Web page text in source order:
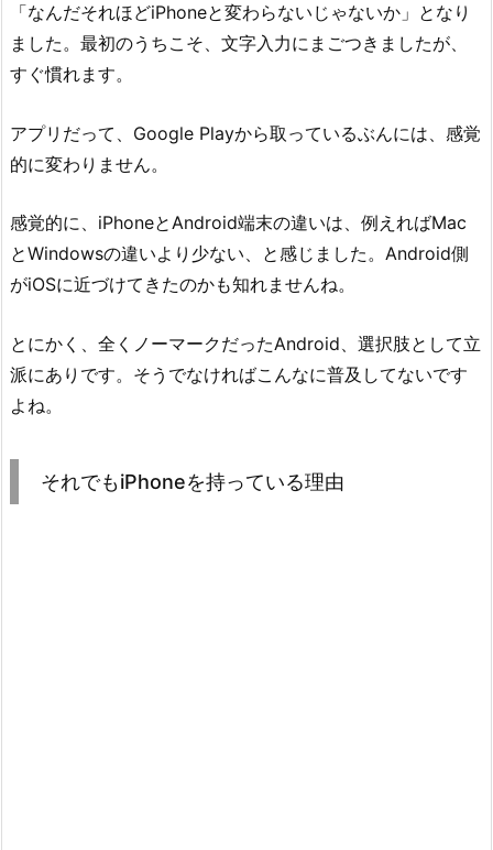
「なんだそれほどiPhoneと変わらないじゃないか」となり
ました。最初のうちこそ、文字入力にまごつきましたが、
すぐ慣れます。
アプリだって、Google Playから取っているぶんには、感覚
的に変わりません。
感覚的に、iPhoneとAndroid端末の違いは、例えればMac
とWindowsの違いより少ない、と感じました。Android側
がiOSに近づけてきたのかも知れませんね。
とにかく、全くノーマークだったAndroid、選択肢として立
派にありです。そうでなければこんなに普及してないです
よね。
それでもiPhoneを持っている理由